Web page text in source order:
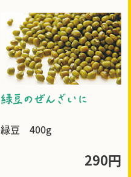
緑豆 400g
緑豆のぜんざいに
290円